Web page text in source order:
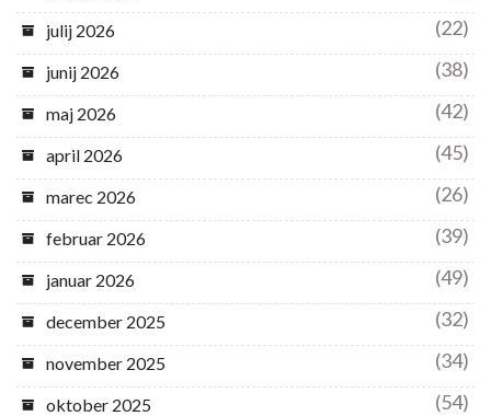
julij 2026 (22)
junij 2026 (38)
maj 2026 (42)
april 2026 (45)
marec 2026 (26)
februar 2026 (39)
januar 2026 (49)
december 2025 (32)
november 2025 (34)
oktober 2025 (54)